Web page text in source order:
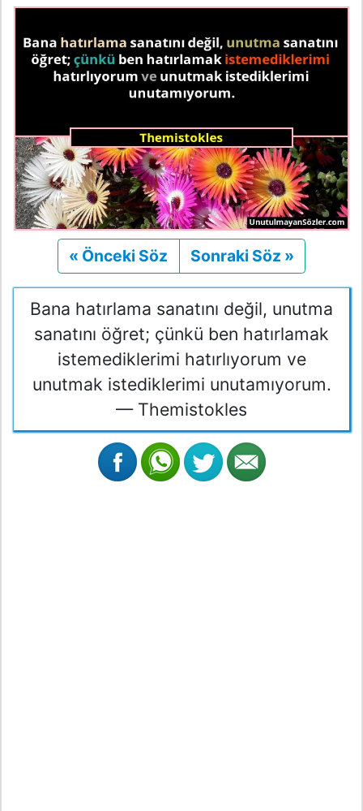
« Önceki Söz Önceki
Sonraki Söz »
Bana hatırlama sanatını değil, unutma
sanatını öğret; çünkü ben hatırlamak
istemediklerimi hatırlıyorum ve
unutmak istediklerimi unutamıyorum.
— Themistokles